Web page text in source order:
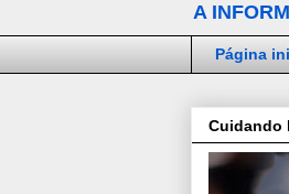
A
Página
Cuidando